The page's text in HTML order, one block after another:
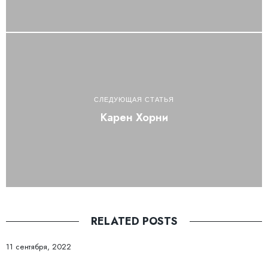
СЛЕДУЮЩАЯ СТАТЬЯ
Карен Хорни
RELATED POSTS
11 сентября, 2022